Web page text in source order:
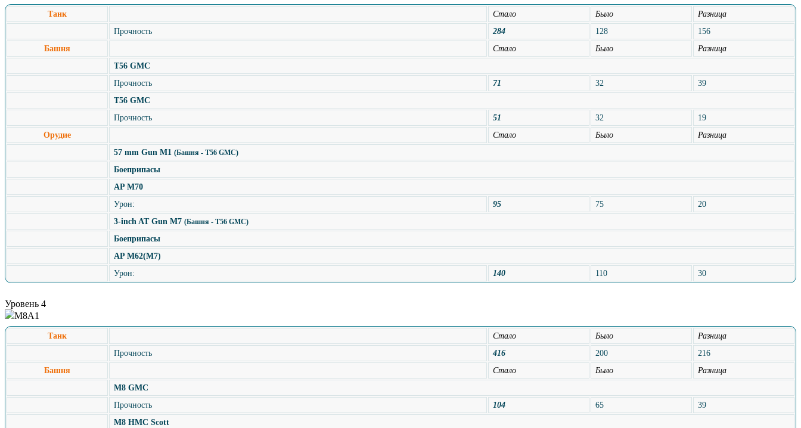
Танк Стало Было
Разница
Прочность
284 128
156
Башня
Стало Было
Разница
T56 GMC
Прочность
71 32
39
T56 GMC
Прочность
51 32
19
Орудие
Стало Было
Разница
57 mm Gun M1(Башня - T56 GMC)
Боеприпасы
AP M70
Урон:
95 75
20
3-inch AT Gun M7(Башня - T56 GMC)
Боеприпасы
AP M62(M7)
Урон:
140 110 30
Уровень 4
M8A1
Танк Стало Было
Разница
Прочность
416 200
216
Башня
Стало Было
Разница
M8 GMC
Прочность
104 65
39
M8 HMC Scott